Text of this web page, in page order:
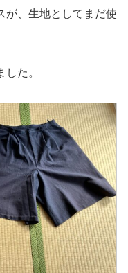
が、生地としてまだ使
た。